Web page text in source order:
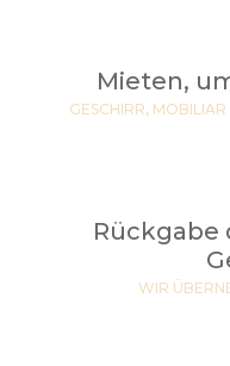
Mieten,
GESCHIRR,
Rückgabe
WIR